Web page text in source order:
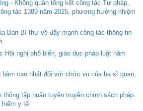
- Không quân tổng kết công tác Tư pháp,
tác 1389 năm 2025, phương hướng nhiệm
Ban Bí thư về đẩy mạnh công tác thông tin
Hội nghị phổ biến, giáo dục pháp luật năm
hàm cao nhất đối với chức vụ của hạ sĩ quan,
thông tập huấn tuyên truyền chính sách pháp
hiểm y tế